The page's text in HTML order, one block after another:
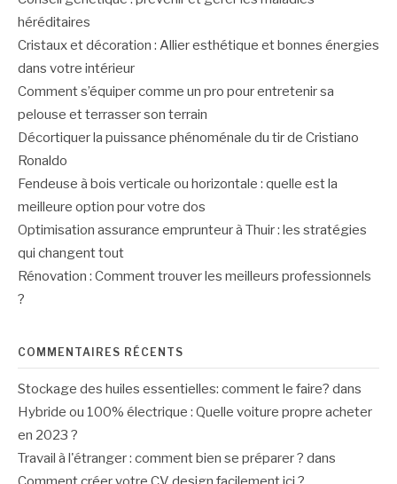
héréditaires
Cristaux et décoration : Allier esthétique et bonnes énergies
dans votre intérieur
Comment s’équiper comme un pro pour entretenir sa
pelouse et terrasser son terrain
Décortiquer la puissance phénoménale du tir de Cristiano
Ronaldo
Fendeuse à bois verticale ou horizontale : quelle est la
meilleure option pour votre dos
Optimisation assurance emprunteur à Thuir : les stratégies
qui changent tout
Rénovation : Comment trouver les meilleurs professionnels
?
COMMENTAIRES RÉCENTS
Stockage des huiles essentielles: comment le faire? dans
Hybride ou 100% électrique : Quelle voiture propre acheter
en 2023 ?
Travail à l'étranger : comment bien se préparer ? dans